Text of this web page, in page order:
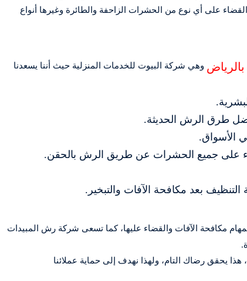
على أي نوع من الحشرات الزاحفة والطائرة وغيرها أنواع
وهي شركة البيوت للخدمات المنزلية حيث أننا يسعدنا
طرق الرش الحديثة.
الأسواق.
على جميع الحشرات عن طريق الرش بالحقن.
بعد مكافحة الآفات والتبخير.
مكافحة الآفات والقضاء عليها، كما تسعى شركة رش المبيدات
يحقق رضاك ​​التام، ولهذا نهدف إلى حماية عملائنا